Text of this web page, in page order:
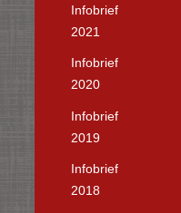
Infobrief
2021
Infobrief
2020
Infobrief
2019
Infobrief
2018